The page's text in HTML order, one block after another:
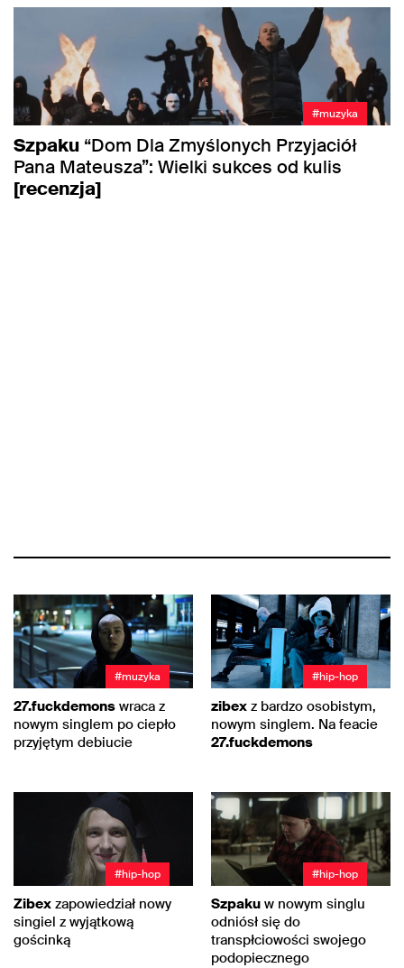
#muzyka
Szpaku “Dom Dla Zmyślonych Przyjaciół
Pana Mateusza”: Wielki sukces od kulis
[recenzja]
#muzyka
27.fuckdemons wraca z
nowym singlem po ciepło
przyjętym debiucie
#hip-hop
zibex z bardzo osobistym,
nowym singlem. Na feacie
27.fuckdemons
#hip-hop
Zibex zapowiedział nowy
singiel z wyjątkową
gościnką
#hip-hop
Szpaku w nowym singlu
odniósł się do
transpłciowości swojego
podopiecznego